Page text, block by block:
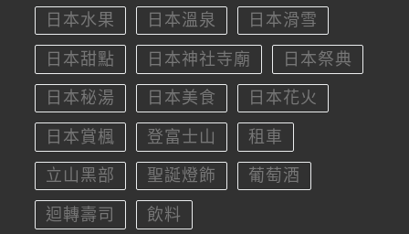
日本水果 日本溫泉 日本滑雪
日本甜點 日本神社寺廟 日本祭典
日本秘湯 日本美食 日本花火
日本賞楓 登富士山 租車
立山黑部 聖誕燈飾 葡萄酒
迴轉壽司 飲料